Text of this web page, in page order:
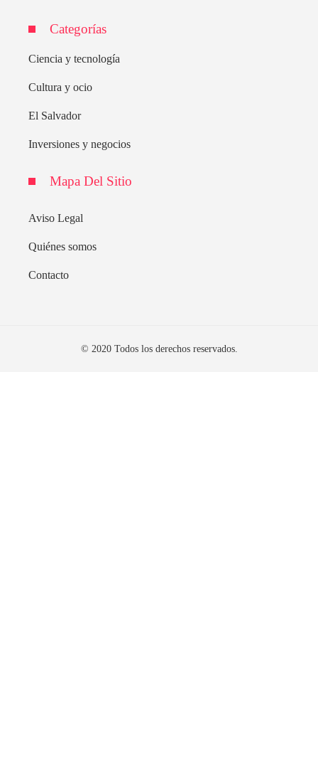
Categorías
Ciencia y tecnología
Cultura y ocio
El Salvador
Inversiones y negocios
Mapa Del Sitio
Aviso Legal
Quiénes somos
Contacto
© 2020 Todos los derechos reservados.